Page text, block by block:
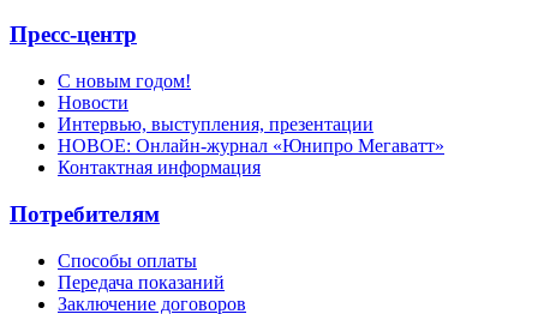
Пресс-центр
С новым годом!
Новости
Интервью, выступления, презентации
НОВОЕ: Онлайн-журнал «Юнипро Мегаватт»
Контактная информация
Потребителям
Способы оплаты
Передача показаний
Заключение договоров